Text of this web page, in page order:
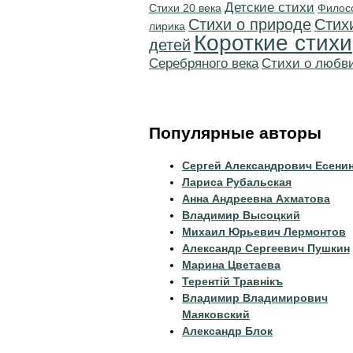
Стихи 20 века Детские стихи
лирика Стихи о природе
детей Короткие стихи
Серебряного века Стихи о
Популярные авторы
Сергей Александрович
Лариса Рубальская
Анна Андреевна Ахматова
Владимир Высоцкий
Михаил Юрьевич Лермонтов
Александр Сергеевич Пушкин
Марина Цветаева
Терентiй Травнiкъ
Владимир Владимирович
Маяковский
Александр Блок